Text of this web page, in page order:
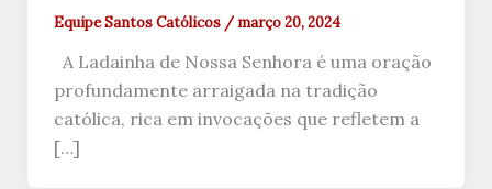
Equipe Santos Católicos / março 20, 2024
A Ladainha de Nossa Senhora é uma oração
profundamente arraigada na tradição
católica, rica em invocações que refletem a
[…]